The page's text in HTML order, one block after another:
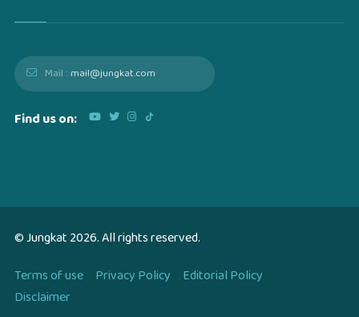
Mail :mail@jungkat.com
Find us on:
© Jungkat2026. All rights reserved.
Terms of use Privacy Policy
Editorial Policy
Disclaimer